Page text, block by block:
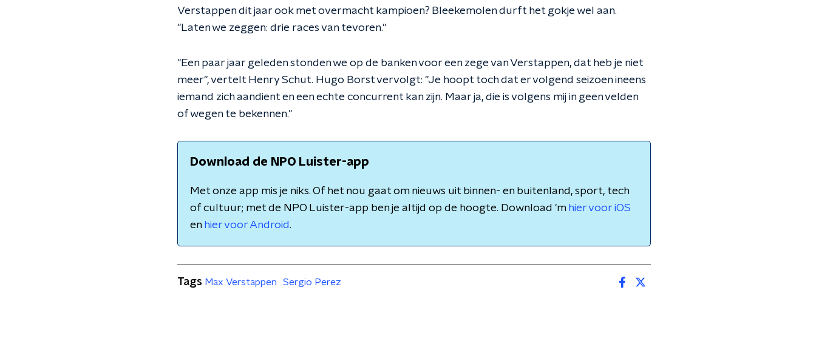
Verstappen dit jaar ook met overmacht kampioen? Bleekemolen durft het gokje wel aan.
"Laten we zeggen: drie races van tevoren."
"Een paar jaar geleden stonden we op de banken voor een zege van Verstappen, dat heb je niet
meer", vertelt Henry Schut. Hugo Borst vervolgt: "Je hoopt toch dat er volgend seizoen ineens
iemand zich aandient en een echte concurrent kan zijn. Maar ja, die is volgens mij in geen velden
of wegen te bekennen."
Download de NPO Luister-app
Met onze app mis je niks. Of het nou gaat om nieuws uit binnen- en buitenland, sport, tech
of cultuur; met de NPO Luister-app ben je altijd op de hoogte. Download 'm hier voor iOS
en hier voor Android.
Tags Max Verstappen Sergio Perez